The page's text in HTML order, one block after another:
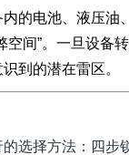
的电池、液压
空间”。一旦设
到的潜在雷区。
选择方法：四步